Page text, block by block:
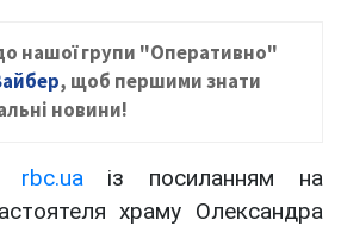
нашої групи "Оперативно"
, щоб першими знати
новини!
rbc.uaіз посиланням на
храму Олександра